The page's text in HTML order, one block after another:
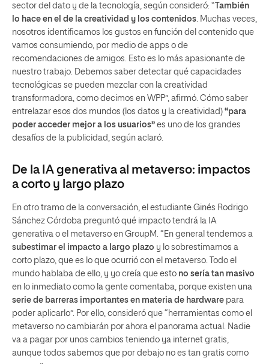
sector del dato y de la tecnología, según consideró: “ También
lo hace en el de la creatividad y los contenidos. Muchas veces,
nosotros identificamos los gustos en función del contenido que
vamos consumiendo, por medio de apps o de
recomendaciones de amigos. Esto es lo más apasionante de
nuestro trabajo. Debemos saber detectar qué capacidades
tecnológicas se pueden mezclar con la creatividad
transformadora, como decimos en WPP”, afirmó. Cómo saber
entrelazar esos dos mundos (los datos y la creatividad) “para
poder acceder mejor a los usuarios” es uno de los grandes
desafíos de la publicidad, según aclaró.
De la IA generativa al metaverso: impactos
a corto y largo plazo
En otro tramo de la conversación, el estudiante Ginés Rodrigo
Sánchez Córdoba preguntó qué impacto tendrá la IA
generativa o el metaverso en GroupM. “En general tendemos a
subestimar el impacto a largo plazo y lo sobrestimamos a
corto plazo, que es lo que ocurrió con el metaverso. Todo el
mundo hablaba de ello, y yo creía que esto no sería tan masivo
en lo inmediato como la gente comentaba, porque existen una
serie de barreras importantes en materia de hardware para
poder aplicarlo”. Por ello, consideró que “herramientas como el
metaverso no cambiarán por ahora el panorama actual. Nadie
va a pagar por unos cambios teniendo ya internet gratis,
aunque todos sabemos que por debajo no es tan gratis como